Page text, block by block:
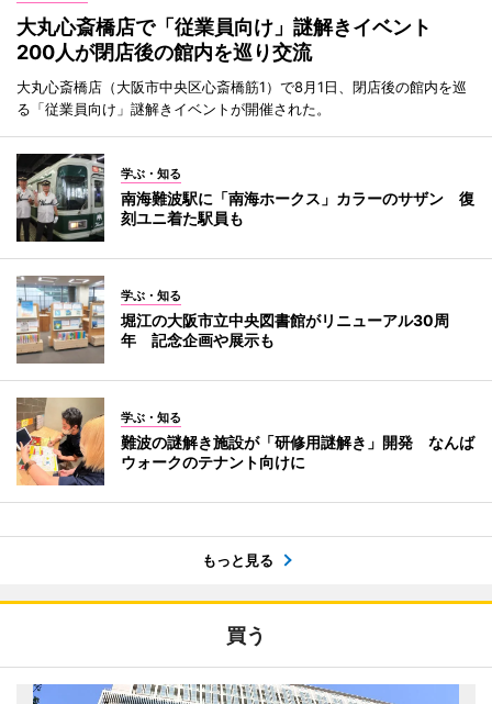
大丸心斎橋店で「従業員向け」謎解きイベント
200人が閉店後の館内を巡り交流
大丸心斎橋店（大阪市中央区心斎橋筋1）で8月1日、閉店後の館内を巡
る「従業員向け」謎解きイベントが開催された。
学ぶ・知る
南海難波駅に「南海ホークス」カラーのサザン 復
刻ユニ着た駅員も
学ぶ・知る
堀江の大阪市立中央図書館がリニューアル30周
年 記念企画や展示も
学ぶ・知る
難波の謎解き施設が「研修用謎解き」開発 なんば
ウォークのテナント向けに
もっと見る
買う